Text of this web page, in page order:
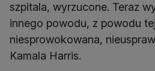
szpitala, wyrzucone. Teraz
innego powodu, z powodu
niesprowokowana,
Kamala Harris.